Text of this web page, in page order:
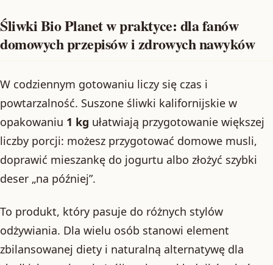
Śliwki Bio Planet w praktyce: dla fanów
domowych przepisów i zdrowych nawyków
W codziennym gotowaniu liczy się czas i
powtarzalność. Suszone śliwki kalifornijskie w
opakowaniu 1 kg ułatwiają przygotowanie większej
liczby porcji: możesz przygotować domowe musli,
doprawić mieszankę do jogurtu albo złożyć szybki
deser „na później”.
To produkt, który pasuje do różnych stylów
odżywiania. Dla wielu osób stanowi element
zbilansowanej diety i naturalną alternatywę dla